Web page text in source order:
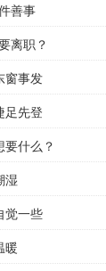
善事
离职？
窗事发
足先登
什么？
湿
觉一些
暖